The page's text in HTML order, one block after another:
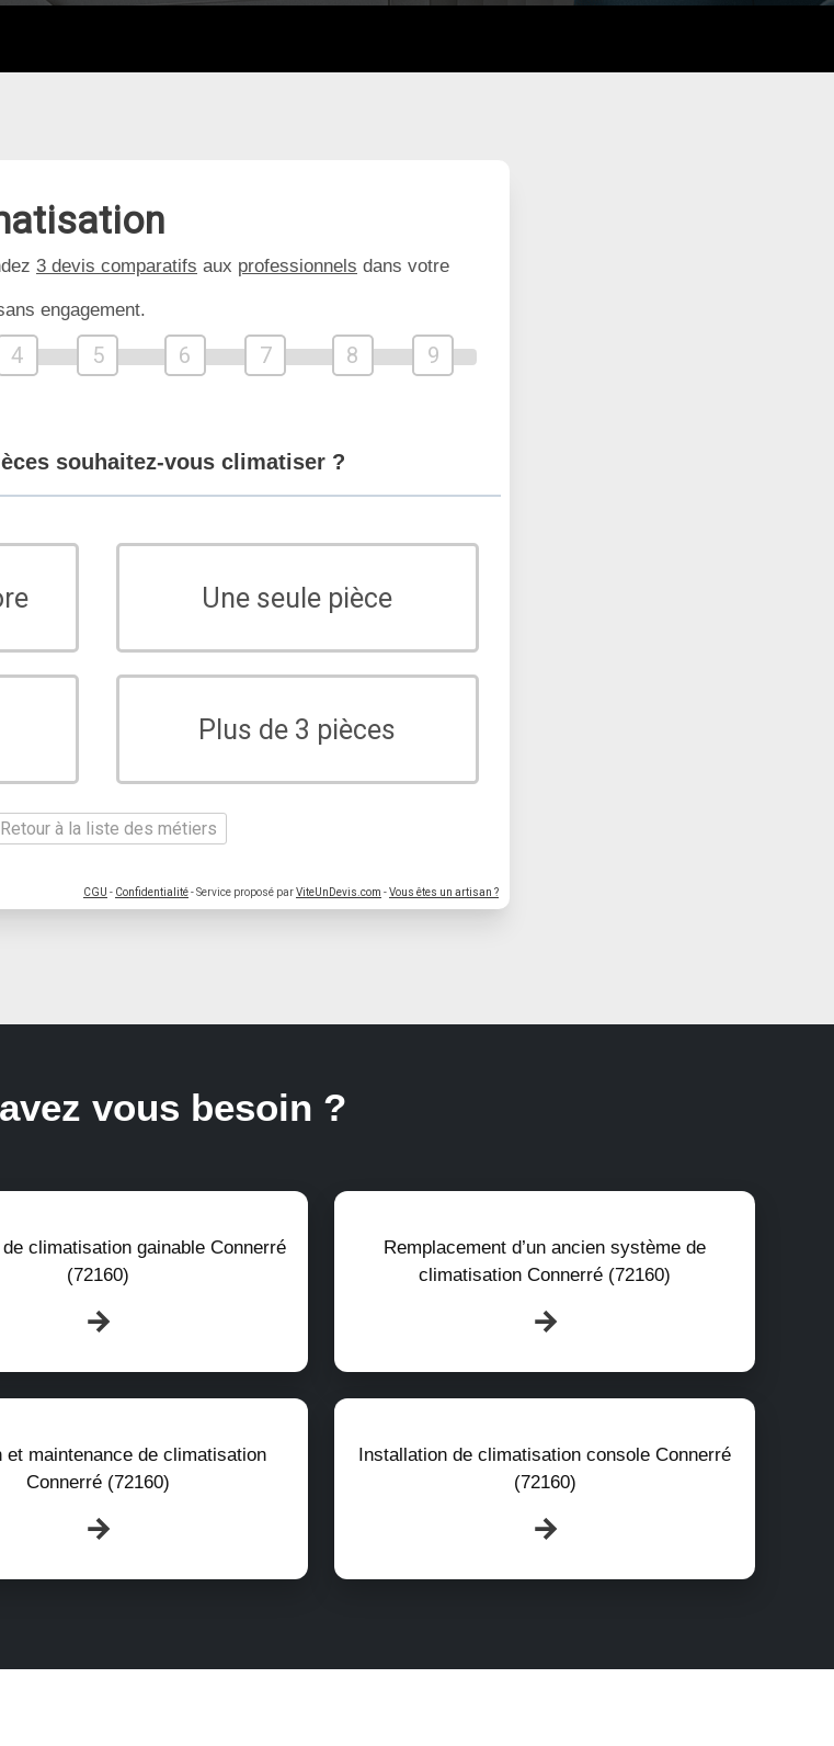
3 devis comparatifs aux professionnels dans votre
engagement.
4 5 6 7 8 9
souhaitez-vous climatiser ?
Une seule pièce
Plus de 3 pièces
Retour à la liste des métiers
CGU - Confidentialité- Service proposé parViteUnDevis.com -Vous êtes un artisan ?
vous besoin ?
climatisation gainable Connerré
(72160)
Remplacement d’un ancien système de
climatisation Connerré (72160)
et maintenance de climatisation
Connerré (72160)
Installation de climatisation console Connerré
(72160)